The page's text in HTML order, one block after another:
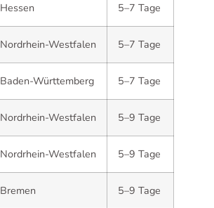
Hessen 5–7 Tage
Nordrhein-Westfalen 5–7 Tage
Baden-Württemberg 5–7 Tage
Nordrhein-Westfalen 5–9 Tage
Nordrhein-Westfalen 5–9 Tage
Bremen 5–9 Tage